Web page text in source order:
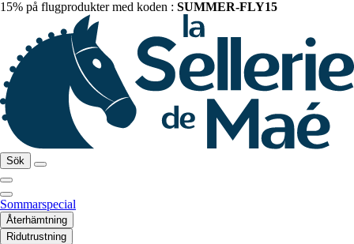
15% på flugprodukter med koden : SUMMER-FLY15
Sök
Sommarspecial
Återhämtning
Ridutrustning